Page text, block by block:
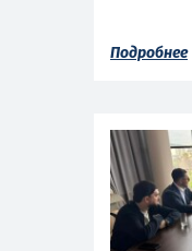
Подробнее